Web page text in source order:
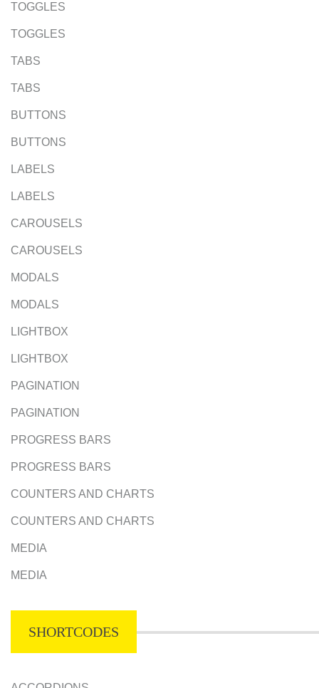
TOGGLES
TOGGLES
TABS
TABS
BUTTONS
BUTTONS
LABELS
LABELS
CAROUSELS
CAROUSELS
MODALS
MODALS
LIGHTBOX
LIGHTBOX
PAGINATION
PAGINATION
PROGRESS BARS
PROGRESS BARS
COUNTERS AND CHARTS
COUNTERS AND CHARTS
MEDIA
MEDIA
SHORTCODES